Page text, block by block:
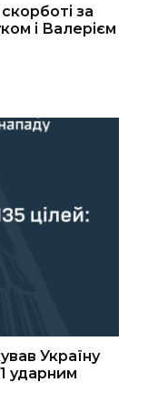
за
і Валерієм
Україну
ударним